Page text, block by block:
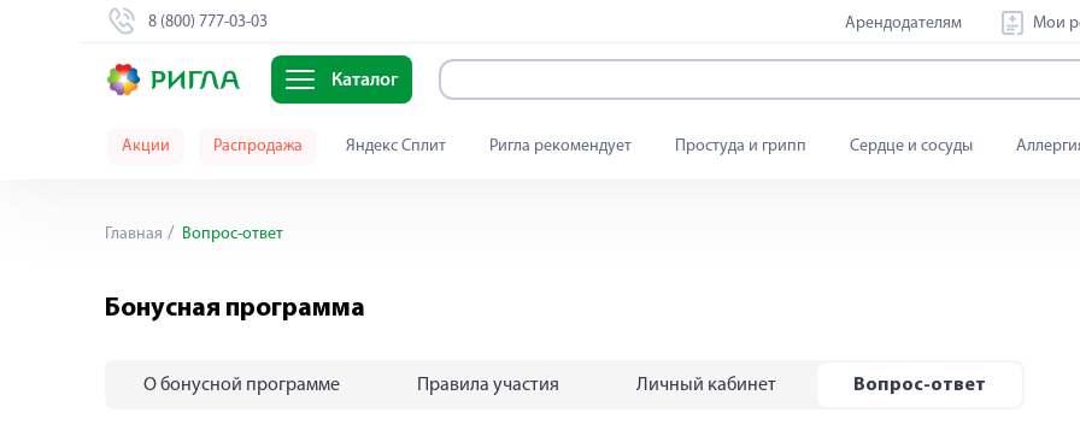
8 (800) 777-03-03 Арендодателям Мои
Каталог
Акции Распродажа Яндекс Сплит Ригла рекомендует Простуда и грипп Сердце и сосуды
Главная Вопрос-ответ
Бонусная программа
О бонусной программе Правила участия Личный кабинет Вопрос-ответ